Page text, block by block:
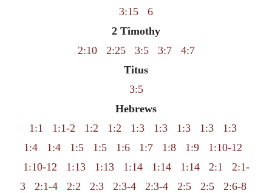
3:15
6
2 Timothy
2:10
2:25 3:5 3:7
4:7
Titus
3:5
Hebrews
1:1
1:1-2 1:2 1:2 1:3 1:3 1:3 1:3
1:3
1:4
1:4 1:5 1:5 1:6 1:7 1:8 1:9
1:10-12
1:10-12
1:13 1:13 1:14 1:14 1:14 2:1
2:1-
3
2:1-4 2:2 2:3 2:3-4 2:3-4 2:5 2:5
2:6-8